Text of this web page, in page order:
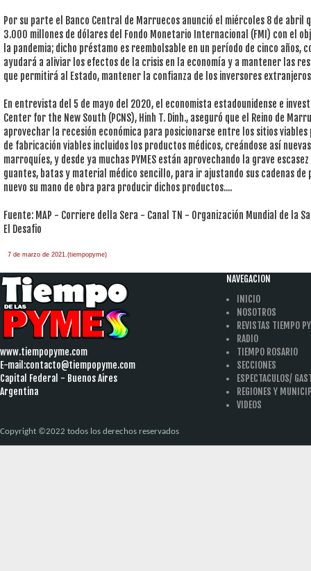
Por su parte el Banco Central de Marruecos anunció el miércoles 8 de abril
3.000 millones de dólares del Fondo Monetario Internacional (FMI) con el
la pandemia; dicho préstamo es reembolsable en un período de cinco años,
ayudará a aliviar los efectos de la crisis en la economía y a mantener las
que permitirá al Estado, mantener la confianza de los inversores
En entrevista del 5 de mayo del 2020, el economista estadounidense e
Center for the New South (PCNS), Hinh T. Dinh., aseguró que el Reino de
aprovechar la recesión económica para posicionarse entre los sitios
de fabricación viables incluidos los productos médicos, creándose así
marroquíes, y desde ya muchas PYMES están aprovechando la grave
guantes, batas y material médico sencillo, para ir ajustando sus cadenas
nuevo su mano de obra para producir dichos productos....
Fuente: MAP - Corriere della Sera - Canal TN - Organización Mundial de la
El Desafio
7 de marzo de 2021.(tiempopyme)
www.tiempopyme.com
E-mail:contacto@tiempopyme.com
Capital Federal - Buenos Aires
Argentina
NAVEGACION
INICIO
NOSOTROS
REVISTAS TIEMPO
RADIO
TIEMPO ROSARIO
SECCIONES
ESPECTACULOS/
REGIONES Y
VIDEOS
Copyright ©2022 todos los derechos reservados